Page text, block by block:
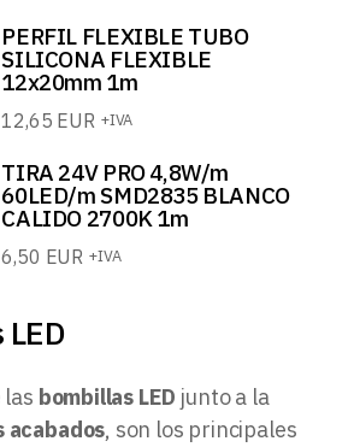
PERFIL FLEXIBLE TUBO
SILICONA FLEXIBLE
12x20mm 1m
12,65 EUR +IVA
TIRA 24V PRO 4,8W/m
60LED/m SMD2835 BLANCO
CALIDO 2700K 1m
6,50 EUR +IVA
las bombillas LED junto a la
acabados, son los principales